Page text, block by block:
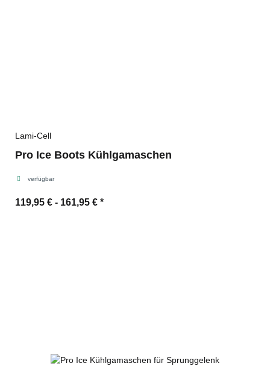
Lami-Cell
Pro Ice Boots Kühlgamaschen
verfügbar
119,95 € - 161,95 € *